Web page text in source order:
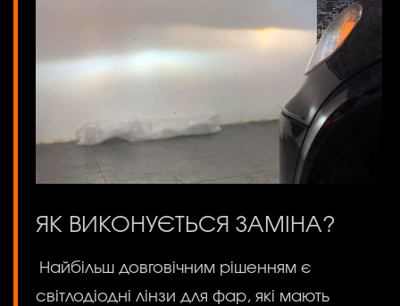
ЯК ВИКОНУЄТЬСЯ ЗАМІНА?
Найбільш довговічним рішенням є
світлодіодні лінзи для фар, які мають